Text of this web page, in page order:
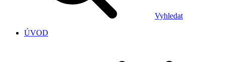
Vyhledat
ÚVOD